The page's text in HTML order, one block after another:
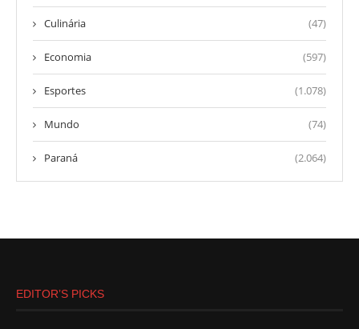
Culinária (47)
Economia (597)
Esportes (1.078)
Mundo (74)
Paraná (2.064)
EDITOR’S PICKS